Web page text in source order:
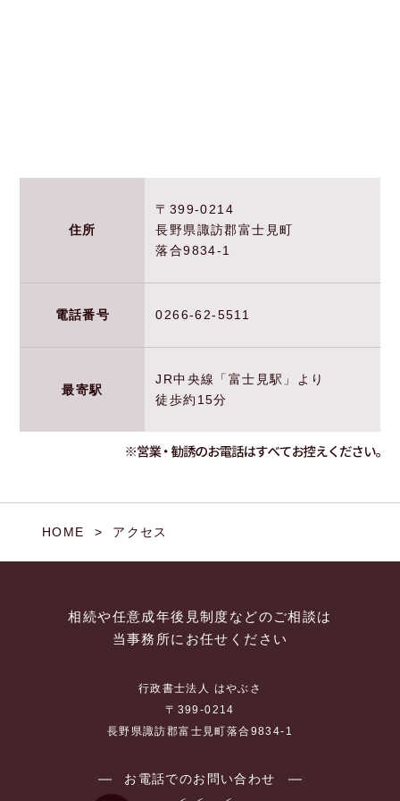
住所
〒399-0214
長野県諏訪郡富士見町
落合9834-1
電話番号 0266-62-5511
最寄駅
JR中央線「富士見駅」より
徒歩約15分
HOME アクセス
相続や任意成年後見制度などのご相談は
当事務所にお任せください
行政書士法人 はやぶさ
〒399-0214
長野県諏訪郡富士見町落合9834-1
お電話でのお問い合わせ